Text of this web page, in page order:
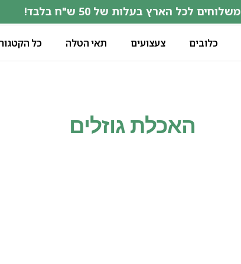
משלוחים לכל הארץ בעלות של 50 ש"ח בלבד!
כלובים צעצועים תאי הטלה כל
האכלת גוזלים